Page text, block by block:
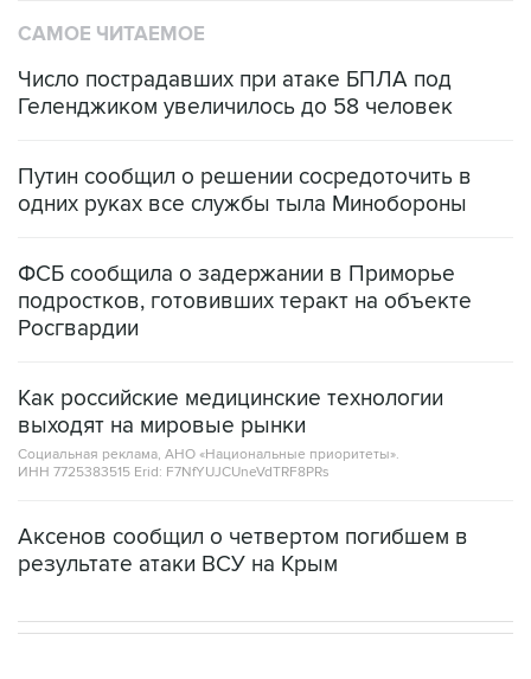
САМОЕ ЧИТАЕМОЕ
Число пострадавших при атаке БПЛА под
Геленджиком увеличилось до 58 человек
Путин сообщил о решении сосредоточить в
одних руках все службы тыла Минобороны
ФСБ сообщила о задержании в Приморье
подростков, готовивших теракт на объекте
Росгвардии
Как российские медицинские технологии
выходят на мировые рынки
Социальная реклама, АНО «Национальные приоритеты».
ИНН 7725383515 Erid: F7NfYUJCUneVdTRF8PRs
Аксенов сообщил о четвертом погибшем в
результате атаки ВСУ на Крым